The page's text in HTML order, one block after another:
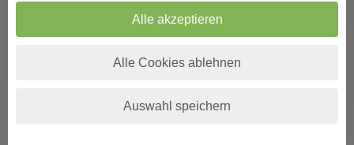
Berater werden
Impressum
Widerrufsformular
Alle akzeptieren
Alle Cookies ablehnen
Auswahl speichern